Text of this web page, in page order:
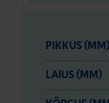
PIKKUS (MM)
LAIUS (MM)